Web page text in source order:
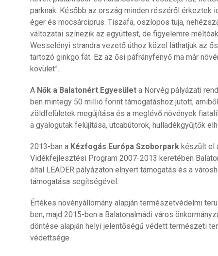
parknak. Később az ország minden részéről érkeztek
éger és mocsárciprus. Tiszafa, oszlopos tuja,
változatai színezik az együttest, de figyelemre
Wesselényi strandra vezető úthoz közel láthatjuk az
tartozó ginkgo fát. Ez az ősi páfrányfenyő ma már
kövület”.
A Nők a Balatonért Egyesület a Norvég pályázati
ben mintegy 50 millió forint támogatáshoz jutott,
zöldfelületek megújítása és a meglévő növények
a gyalogutak felújítása, utcabútorok, hulladékgyűjtők
2013-ban a Kézfogás Európa Szoborpark készült el
Vidékfejlesztési Program 2007-2013 keretében
által LEADER pályázaton elnyert támogatás és a
támogatása segítségével.
Értékes növényállomány alapján természetvédelmi
ben, majd 2015-ben a Balatonalmádi város
döntése alapján helyi jelentőségű védett természeti
védettsége.